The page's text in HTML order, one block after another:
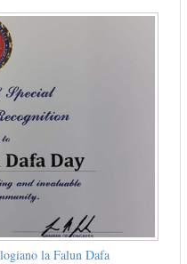
la Falun Dafa